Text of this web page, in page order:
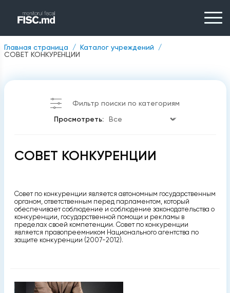
Главная страница
Каталог учреждений
СОВЕТ КОНКУРЕНЦИИ
Фильтр поиски по категориям
Просмотреть:
СОВЕТ КОНКУРЕНЦИИ
Совет по конкуренции является автономным государственным
органом, ответственным перед парламентом, который
обеспечивает соблюдение и соблюдение законодательства о
конкуренции, государственной помощи и рекламы в
пределах своей компетенции. Совет по конкуренции
является правопреемником Национального агентства по
защите конкуренции (2007-2012).